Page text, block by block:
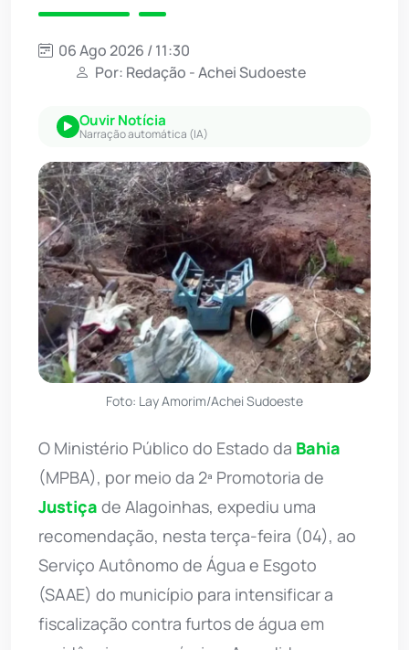
06 Ago 2026 / 11:30
Por: Redação - Achei Sudoeste
Ouvir Notícia
Narração automática (IA)
Foto: Lay Amorim/Achei Sudoeste
O Ministério Público do Estado da Bahia
(MPBA), por meio da 2ª Promotoria de
Justiça de Alagoinhas, expediu uma
recomendação, nesta terça-feira (04), ao
Serviço Autônomo de Água e Esgoto
(SAAE) do município para intensificar a
fiscalização contra furtos de água em